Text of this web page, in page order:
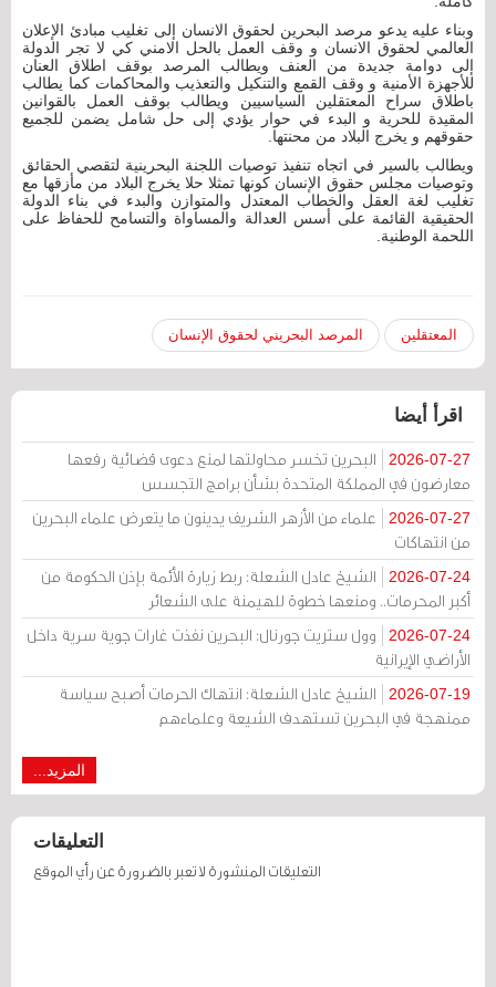
وبناء عليه يدعو مرصد البحرين لحقوق الانسان إلى تغليب مبادئ الإعلان
العالمي لحقوق الانسان و وقف العمل بالحل الامني كي لا تجر الدولة
إلى دوامة جديدة من العنف ويطالب المرصد بوقف اطلاق العنان
للأجهزة الأمنية و وقف القمع والتنكيل والتعذيب والمحاكمات كما يطالب
باطلاق سراح المعتقلين السياسيين ويطالب بوقف العمل بالقوانين
المقيدة للحرية و البدء في حوار يؤدي إلى حل شامل يضمن للجميع
حقوقهم و يخرج البلاد من محنتها.
ويطالب بالسير في اتجاه تنفيذ توصيات اللجنة البحرينية لتقصي الحقائق
وتوصيات مجلس حقوق الإنسان كونها تمثلا حلا يخرج البلاد من مأزقها مع
تغليب لغة العقل والخطاب المعتدل والمتوازن والبدء في بناء الدولة
الحقيقية القائمة على أسس العدالة والمساواة والتسامح للحفاظ على
اللحمة الوطنية.
المعتقلين المرصد البحريني لحقوق الإنسان
اقرأ أيضا
2026-07-27
البحرين تخسر محاولتها لمنع دعوى قضائية رفعها
معارضون في المملكة المتحدة بشأن برامج التجسس
2026-07-27
علماء من الأزهر الشريف يدينون ما يتعرض علماء البحرين
من انتهاكات
2026-07-24
الشيخ عادل الشعلة: ربط زيارة الأئمة بإذن الحكومة من
أكبر المحرمات.. ومنعها خطوة للهيمنة على الشعائر
2026-07-24
وول ستريت جورنال: البحرين نفذت غارات جوية سرية داخل
الأراضي الإيرانية
2026-07-19
الشيخ عادل الشعلة: انتهاك الحرمات أصبح سياسة
ممنهجة في البحرين تستهدف الشيعة وعلماءهم
المزيد...
التعليقات
التعليقات المنشورة لا تعبر بالضرورة عن رأي الموقع